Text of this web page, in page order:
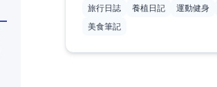
旅行日誌 養植日記 運動健身
美食筆記